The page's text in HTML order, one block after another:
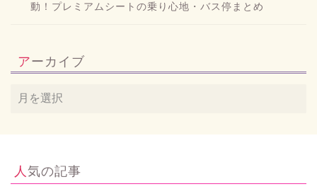
動！プレミアムシートの乗り心地・バス停まとめ
アーカイブ
人気の記事